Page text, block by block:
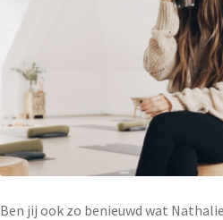
Ben jij ook zo benieuwd wat